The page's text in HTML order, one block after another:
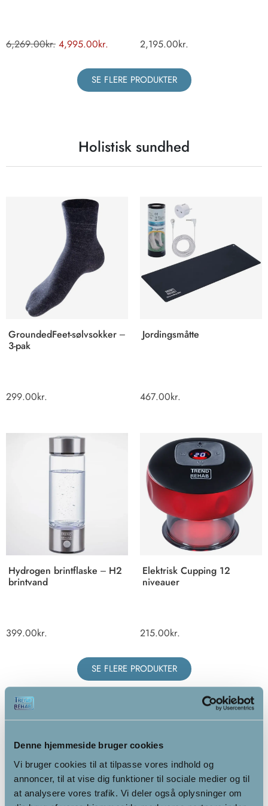
Denne hjemmeside bruger cookies
Vi bruger cookies til at tilpasse vores indhold og
annoncer, til at vise dig funktioner til sociale medier og til
at analysere vores trafik. Vi deler også oplysninger om
6,269.00kr. 4,995.00kr. 2,195.00kr.
SE FLERE PRODUKTER
Holistisk sundhed
GroundedFeet-sølvsokker –
3-pak
299.00kr.
Jordingsmåtte
467.00kr.
Hydrogen brintflaske – H2
brintvand
399.00kr.
Elektrisk Cupping 12
niveauer
215.00kr.
SE FLERE PRODUKTER